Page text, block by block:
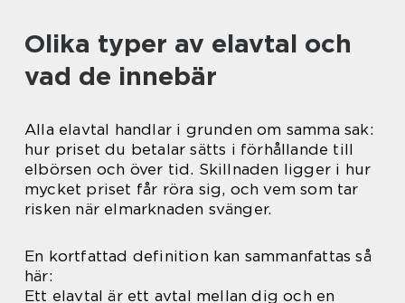
Olika typer av elavtal och
vad de innebär
Alla elavtal handlar i grunden om samma sak:
hur priset du betalar sätts i förhållande till
elbörsen och över tid. Skillnaden ligger i hur
mycket priset får röra sig, och vem som tar
risken när elmarknaden svänger.
En kortfattad definition kan sammanfattas så
här:
Ett elavtal är ett avtal mellan dig och en